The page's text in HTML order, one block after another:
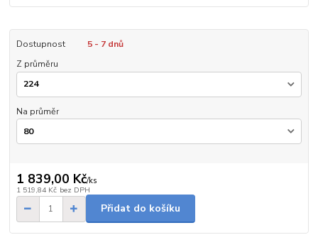
Dostupnost
5 - 7 dnů
Z průměru
Na průměr
1 839,00 Kč/ks
1 519,84 Kč bez DPH
Přidat do košíku